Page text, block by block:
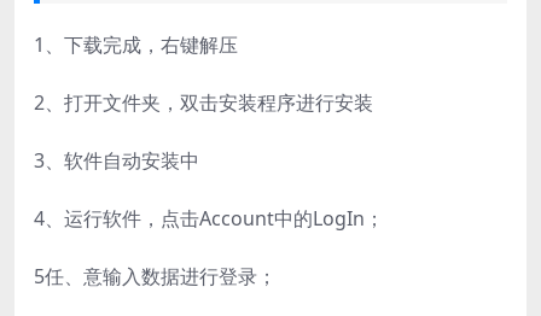
1、 下载完成，右键解压
2、 打开文件夹，双击安装程序进行安装
3、 软件自动安装中
4、 运行软件，点击Account中的LogIn；
5任、意输入数据进行登录；